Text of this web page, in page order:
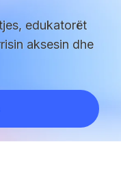
edukatorët
aksesin dhe